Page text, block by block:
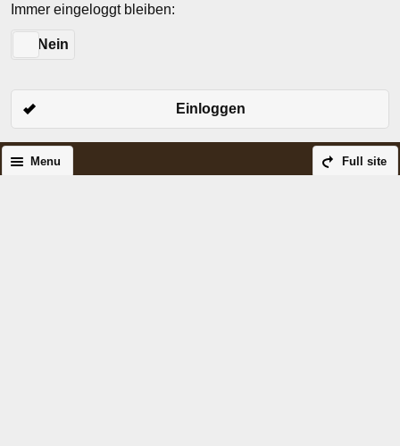
Immer eingeloggt bleiben:
Nein
Einloggen
Full site
Menu